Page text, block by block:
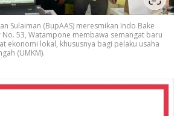
Sulaiman (BupAAS) meresmikan Indo Bake
No. 53, Watampone membawa semangat baru
ekonomi lokal, khususnya bagi pelaku usaha
(UMKM).